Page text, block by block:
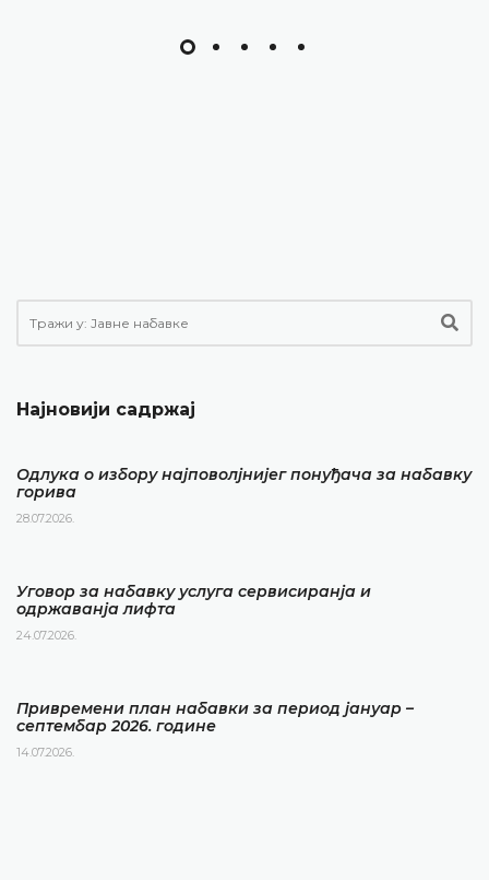
Најновији садржај
Одлука о избору најповолјнијег понуђача за набавку
горива
28.07.2026.
Уговор за набавку услуга сервисиранја и
одржаванја лифта
24.07.2026.
Привремени план набавки за период јануар –
септембар 2026. године
14.07.2026.